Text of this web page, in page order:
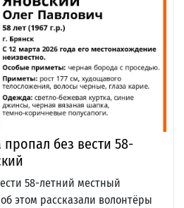
пропал без вести 58-
58-летний местный
этом рассказали волонтёры